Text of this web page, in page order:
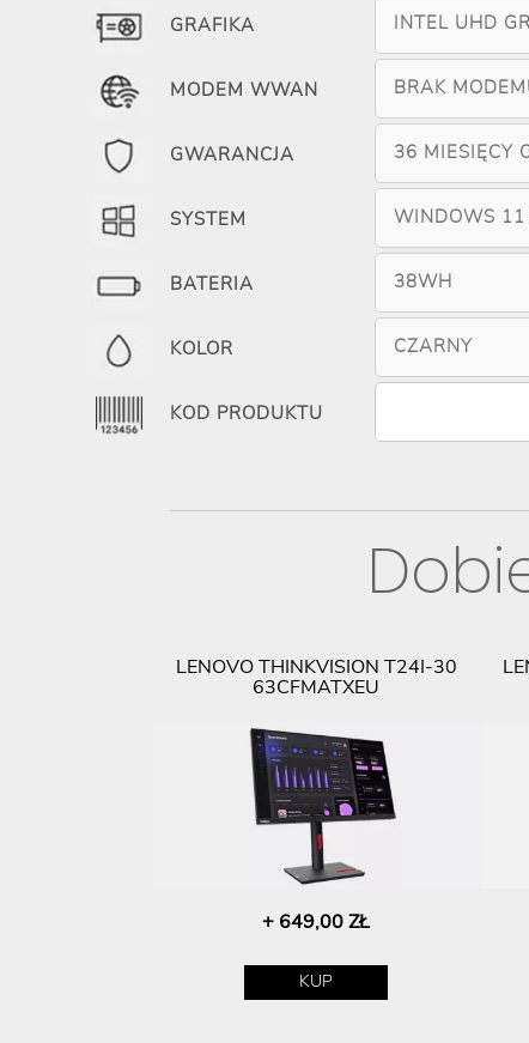
GRAFIKA INTEL UHD
MODEM WWAN BRAK
GWARANCJA 36 MIESIĘCY
SYSTEM WINDOWS 11
BATERIA 38WH
KOLOR CZARNY
KOD PRODUKTU
LENOVO THINKVISION T24I-30
63CFMATXEU
+ 649,00 ZŁ
KUP